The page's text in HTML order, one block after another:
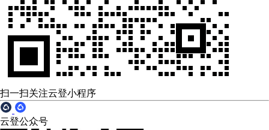
扫一扫关注云登小程序
云登公众号